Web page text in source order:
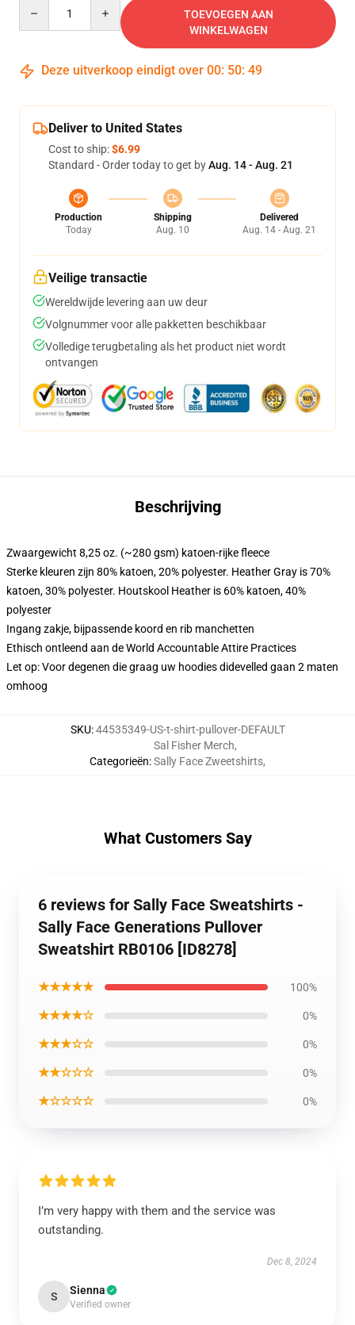
TOEVOEGEN AAN
WINKELWAGEN
Deze uitverkoop eindigt over 00: 50: 49
Deliver to United States
Cost to ship:$6.99
Standard - Order today to get byAug. 14 - Aug. 21
Production
Today
Shipping
Aug. 10
Delivered
Aug. 14 - Aug. 21
Veilige transactie
Wereldwijde levering aan uw deur
Volgnummer voor alle pakketten beschikbaar
Volledige terugbetaling als het product niet wordt
ontvangen
Beschrijving
Zwaargewicht 8,25 oz. (~280 gsm) katoen-rijke fleece
Sterke kleuren zijn 80% katoen, 20% polyester. Heather Gray is 70%
katoen, 30% polyester. Houtskool Heather is 60% katoen, 40%
polyester
Ingang zakje, bijpassende koord en rib manchetten
Ethisch ontleend aan de World Accountable Attire Practices
Let op: Voor degenen die graag uw hoodies didevelled gaan 2 maten
omhoog
SKU:44535349-US-t-shirt-pullover-DEFAULT
Categorieën:
Sal Fisher Merch,
Sally Face Zweetshirts,
What Customers Say
6 reviews for Sally Face Sweatshirts -
Sally Face Generations Pullover
Sweatshirt RB0106 [ID8278]
★★★★★ 100%
★★★★☆ 0%
★★★☆☆ 0%
★★☆☆☆ 0%
★☆☆☆☆ 0%
I’m very happy with them and the service was
outstanding.
Dec 8, 2024
S Sienna
Verified owner